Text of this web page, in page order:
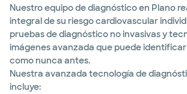
Nuestro equipo de diagnóstico en Plano
integral de su riesgo cardiovascular
pruebas de diagnóstico no invasivas y
imágenes avanzada que puede
como nunca antes.
Nuestra avanzada tecnología de
incluye: